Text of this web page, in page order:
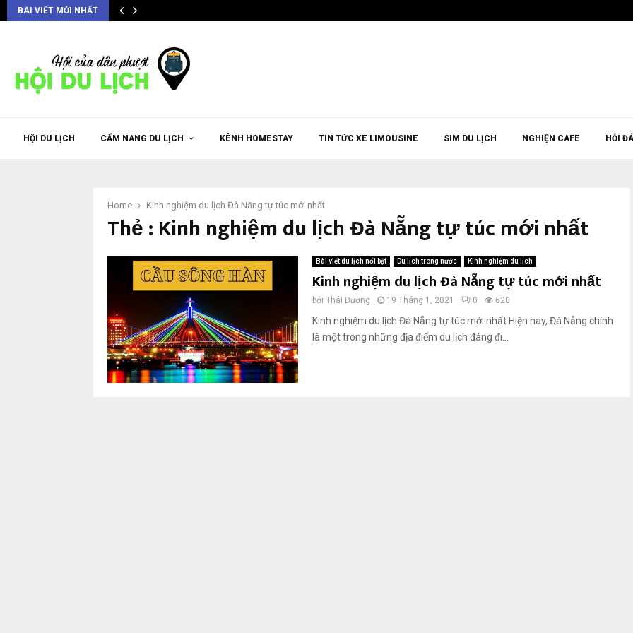
BÀI VIẾT MỚI NHẤT
HỘI DU LỊCH CẨM NANG DU LỊCH KÊNH HOMESTAY TIN TỨC XE LIMOUSINE SIM DU LỊCH NGHIỆN CAFE HỎI
Home Kinh nghiệm du lịch Đà Nẵng tự túc mới nhất
Thẻ : Kinh nghiệm du lịch Đà Nẵng tự túc mới nhất
Bài viết du lịch nổi bật Du lịch trong nước Kinh nghiệm du lịch
Kinh nghiệm du lịch Đà Nẵng tự túc mới nhất
bởi Thái Dương 19 Tháng 1, 2021 0 620
Kinh nghiệm du lịch Đà Nẵng tự túc mới nhất Hiện nay, Đà Nẵng chính
là một trong những địa điểm du lịch đáng đi...